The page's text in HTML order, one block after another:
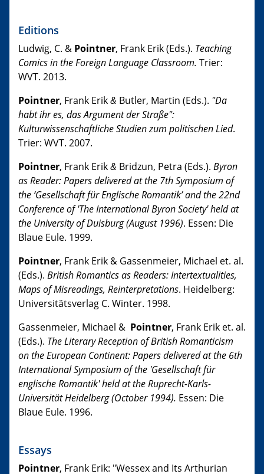
Editions
Ludwig, C. & Pointner, Frank Erik (Eds.). Teaching
Comics in the Foreign Language Classroom. Trier:
WVT. 2013.
Pointner, Frank Erik& Butler, Martin (Eds.). "Da
habt ihr es, das Argument der Straße":
Kulturwissenschaftliche Studien zum politischen Lied.
Trier: WVT. 2007.
Pointner, Frank Erik& Bridzun, Petra (Eds.). Byron
as Reader: Papers delivered at the 7th Symposium of
the ‘Gesellschaft für Englische Romantik’ and the 22nd
Conference of 'The International Byron Society' held at
the University of Duisburg (August 1996). Essen: Die
Blaue Eule. 1999.
Pointner, Frank Erik & Gassenmeier, Michael et. al.
(Eds.). British Romantics as Readers: Intertextualities,
Maps of Misreadings, Reinterpretations. Heidelberg:
Universitätsverlag C. Winter. 1998.
Gassenmeier, Michael & Pointner, Frank Erik et. al.
(Eds.). The Literary Reception of British Romanticism
on the European Continent: Papers delivered at the 6th
International Symposium of the 'Gesellschaft für
englische Romantik' held at the Ruprecht-Karls-
Universität Heidelberg (October 1994). Essen: Die
Blaue Eule. 1996.
Essays
Pointner, Frank Erik: "Wessex and Its Arthurian